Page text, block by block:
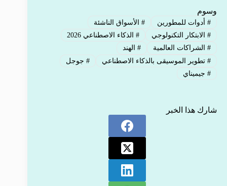
وسوم
#أدوات للمطورين #الأسواق الناشئة
#الابتكار التكنولوجي #الذكاء الاصطناعي 2026
#الشراكات العالمية #الهند
#تطوير الموسيقى بالذكاء الاصطناعي #جوجل
#جيميناي
شارك هذا الخبر